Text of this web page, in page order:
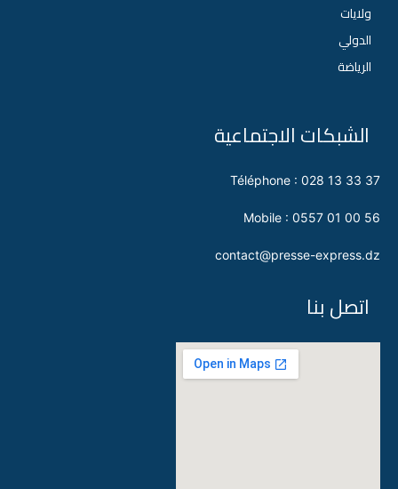
اتصل بنا
الشبكات الاجتماعية
Téléphone : 028 13 33 37
Mobile : 0557 01 00 56
contact@presse-express.dz
ولايات
الدولي
الرياضة